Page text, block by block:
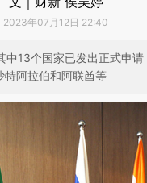
2023年07月12日 22:40
中13个国家已发出正式申
特阿拉伯和阿联酋等